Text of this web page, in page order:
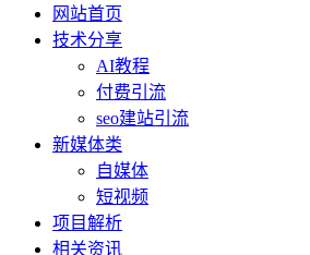
网站首页
技术分享
AI教程
付费引流
seo建站引流
新媒体类
自媒体
短视频
项目解析
相关资讯